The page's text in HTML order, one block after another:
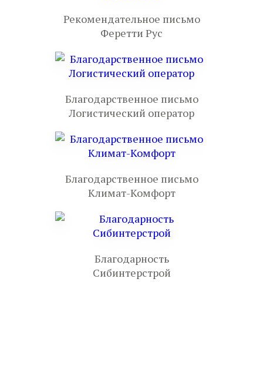
Рекомендательное письмо
Феретти Рус
Благодарственное письмо
Логистический оператор
Благодарственное письмо
Климат-Комфорт
Благодарность
Сибинтерстрой